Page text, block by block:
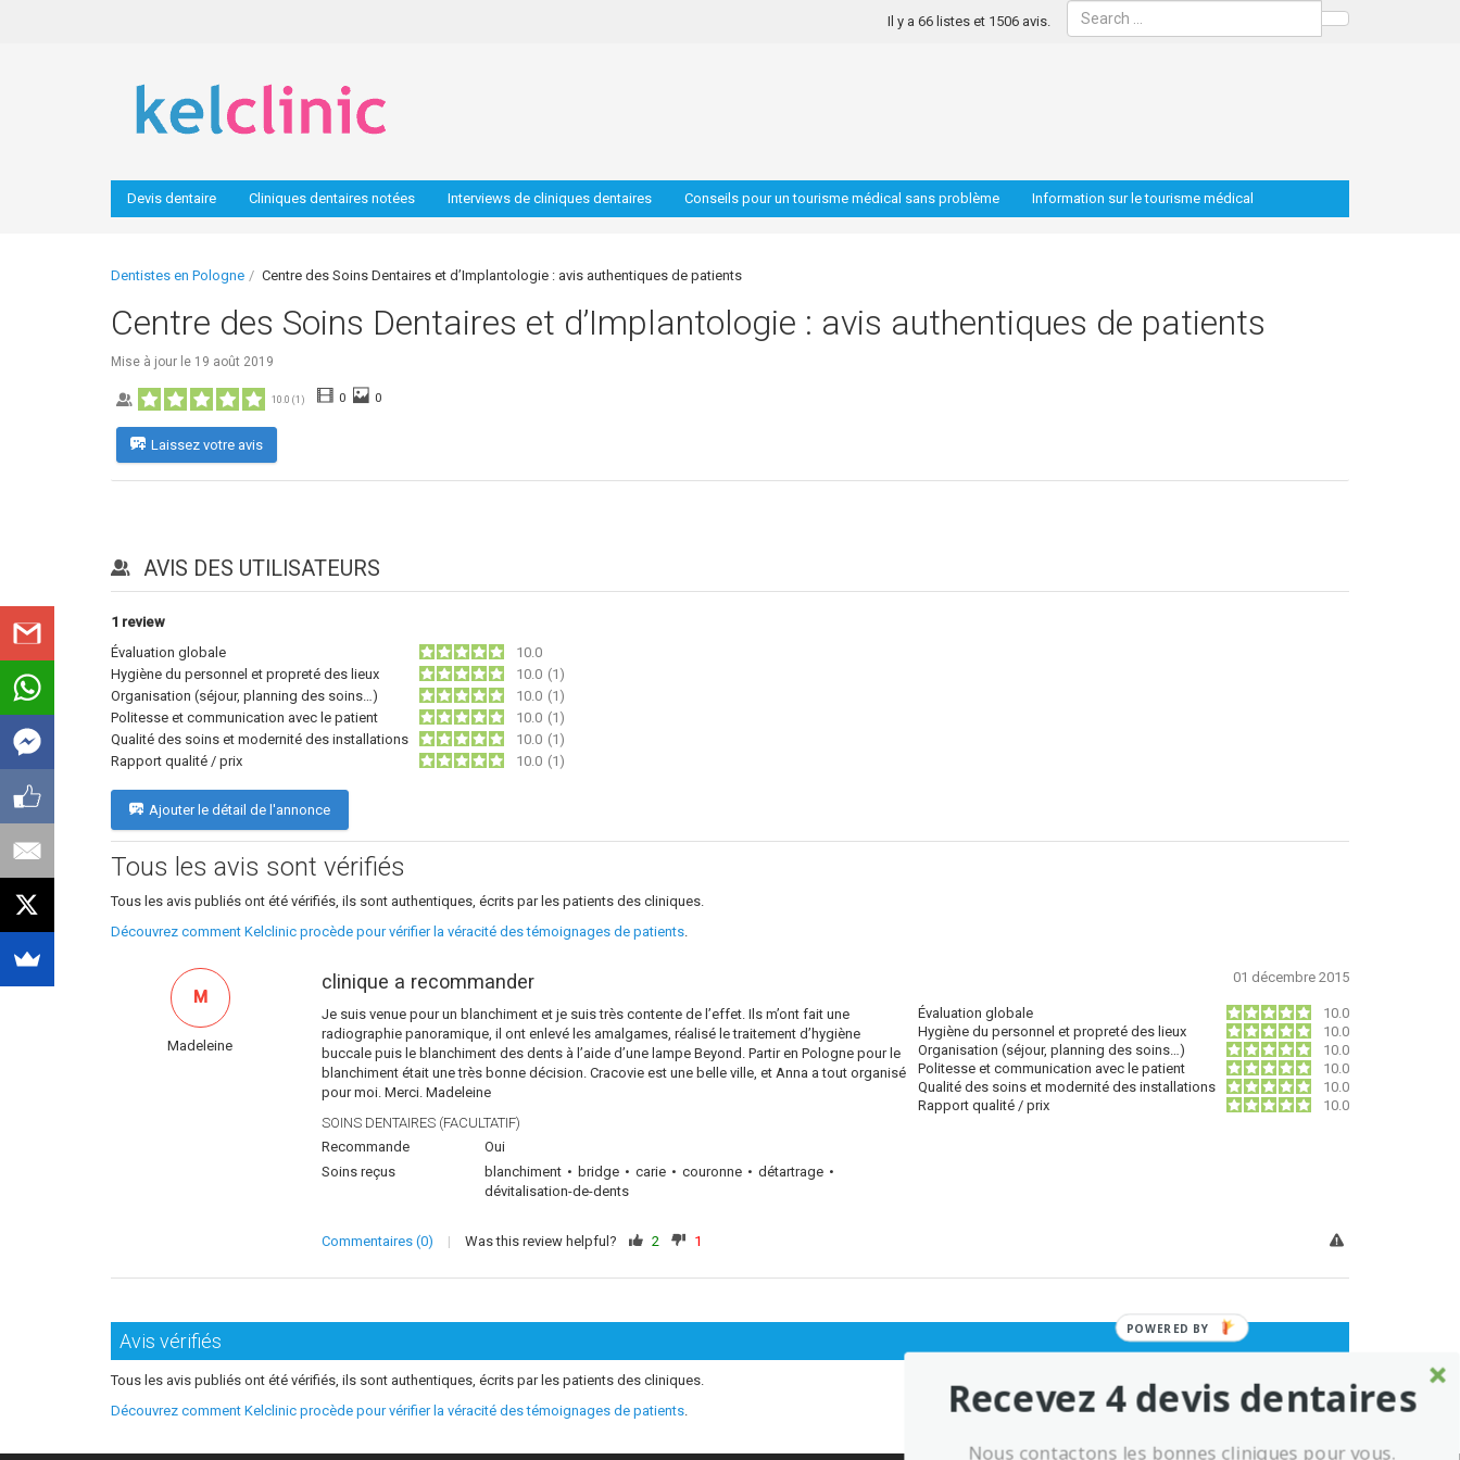
Search
Il y a 66 listes et 1506 avis.
Devis dentaire Cliniques dentaires notées Interviews de cliniques dentaires Conseils pour un tourisme médical sans problème Information sur le tourisme médical
Dentistes en Pologne Centre des Soins Dentaires et d’Implantologie : avis authentiques de patients
Centre des Soins Dentaires et d’Implantologie : avis authentiques de patients
Mise à jour le 19 août 2019
10.0 (1 ) 0 0
Laissez votre avis
AVIS DES UTILISATEURS
1 review
Évaluation globale
10.0
Hygiène du personnel et propreté des lieux
10.0 (1)
Organisation (séjour, planning des soins…)
10.0 (1)
Politesse et communication avec le patient
10.0 (1)
Qualité des soins et modernité des installations
10.0 (1)
Rapport qualité / prix
10.0 (1)
Ajouter le détail de l'annonce
Tous les avis sont vérifiés
Tous les avis publiés ont été vérifiés, ils sont authentiques, écrits par les patients des cliniques.
Découvrez comment Kelclinic procède pour vérifier la véracité des témoignages de patients.
clinique a recommander 01 décembre 2015
Évaluation globale
10.0
Hygiène du personnel et propreté des lieux
10.0
Organisation (séjour, planning des soins…)
10.0
Politesse et communication avec le patient
10.0
Qualité des soins et modernité des installations
10.0
Rapport qualité / prix
10.0
Je suis venue pour un blanchiment et je suis très contente de l’effet. Ils m’ont fait une
radiographie panoramique, il ont enlevé les amalgames, réalisé le traitement d’hygiène
buccale puis le blanchiment des dents à l’aide d’une lampe Beyond. Partir en Pologne pour le
blanchiment était une très bonne décision. Cracovie est une belle ville, et Anna a tout organisé
pour moi. Merci. Madeleine
SOINS DENTAIRES (FACULTATIF)
Recommande
Oui
Soins reçus
blanchiment bridge carie couronne
détartrage
dévitalisation-de-dents
M
Madeleine
Commentaires (0) | Was this review helpful? 2 1
Avis vérifiés
Tous les avis publiés ont été vérifiés, ils sont authentiques, écrits par les patients des cliniques.
Découvrez comment Kelclinic procède pour vérifier la véracité des témoignages de patients. Recevez 4 devis dentaires
Nous contactons les bonnes cliniques pour vous.
POWERED BY